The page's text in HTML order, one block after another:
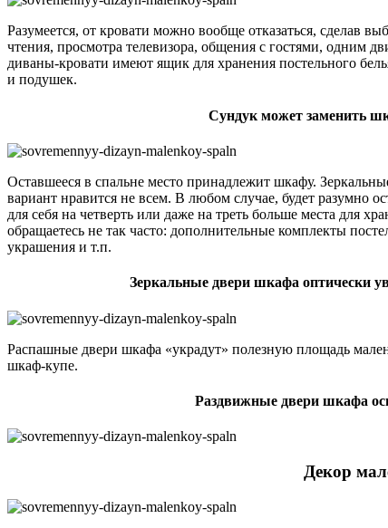
Разумеется, от кровати можно вообще отказаться, сделав
чтения, просмотра телевизора, общения с гостями, одним
диваны-кровати имеют ящик для хранения постельного
и подушек.
Сундук может заменить
Оставшееся в спальне место принадлежит шкафу.
вариант нравится не всем. В любом случае, будет разумно
для себя на четверть или даже на треть больше места для
обращаетесь не так часто: дополнительные комплекты
украшения и т.п.
Зеркальные двери шкафа оптически
Распашные двери шкафа «украдут» полезную площадь
шкаф-купе.
Раздвижные двери шкафа
Декор